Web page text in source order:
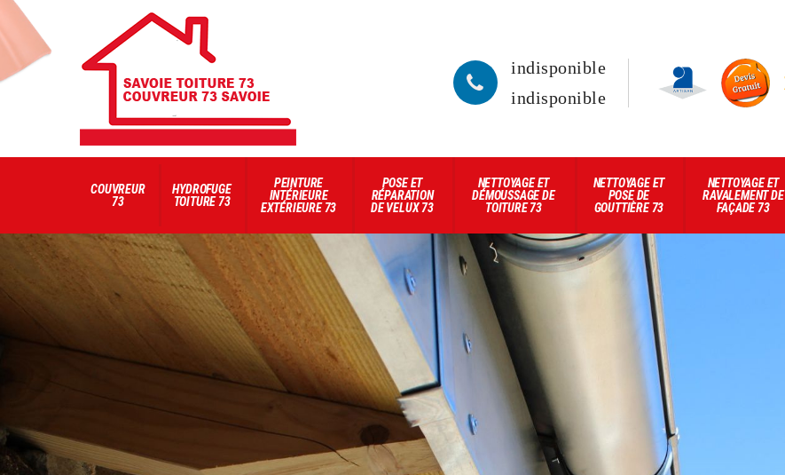
indisponible
indisponible
COUVREUR
73
HYDROFUGE
TOITURE 73
PEINTURE
INTÉRIEURE
EXTÉRIEURE 73
POSE ET
RÉPARATION
DE VELUX 73
NETTOYAGE ET
DÉMOUSSAGE DE
TOITURE 73
NETTOYAGE ET
POSE DE
GOUTTIÈRE 73
NETTOYAGE ET
RAVALEMENT DE
FAÇADE 73